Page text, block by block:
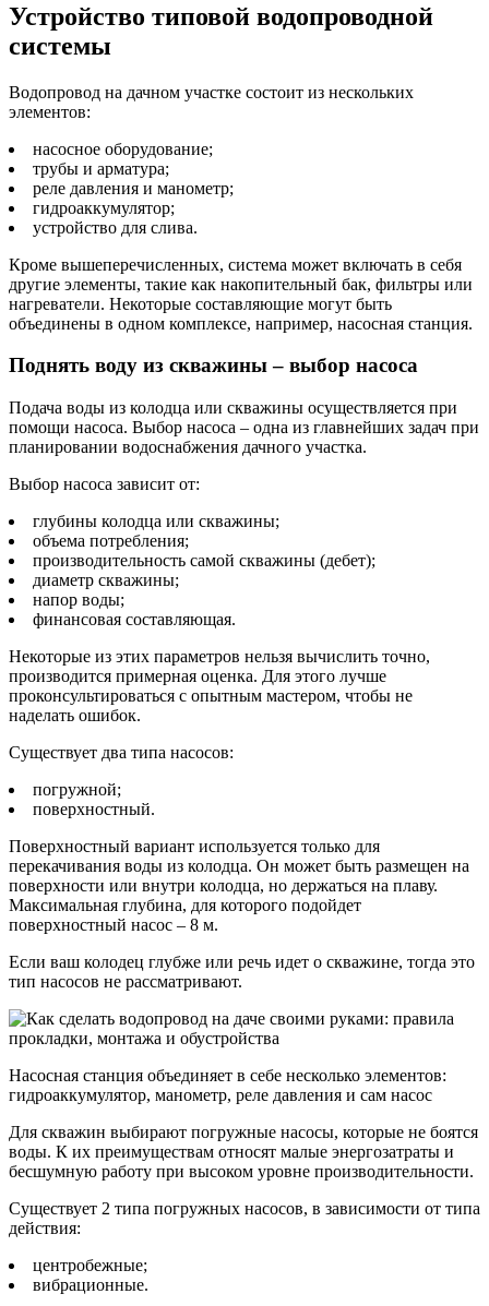
Устройство типовой водопроводной
системы
Водопровод на дачном участке состоит из нескольких
элементов:
насосное оборудование;
трубы и арматура;
реле давления и манометр;
гидроаккумулятор;
устройство для слива.
Кроме вышеперечисленных, система может включать в себя
другие элементы, такие как накопительный бак, фильтры или
нагреватели. Некоторые составляющие могут быть
объединены в одном комплексе, например, насосная станция.
Поднять воду из скважины – выбор насоса
Подача воды из колодца или скважины осуществляется при
помощи насоса. Выбор насоса – одна из главнейших задач при
планировании водоснабжения дачного участка.
Выбор насоса зависит от:
глубины колодца или скважины;
объема потребления;
производительность самой скважины (дебет);
диаметр скважины;
напор воды;
финансовая составляющая.
Некоторые из этих параметров нельзя вычислить точно,
производится примерная оценка. Для этого лучше
проконсультироваться с опытным мастером, чтобы не
наделать ошибок.
Существует два типа насосов:
погружной;
поверхностный.
Поверхностный вариант используется только для
перекачивания воды из колодца. Он может быть размещен на
поверхности или внутри колодца, но держаться на плаву.
Максимальная глубина, для которого подойдет
поверхностный насос – 8 м.
Если ваш колодец глубже или речь идет о скважине, тогда это
тип насосов не рассматривают.
Насосная станция объединяет в себе несколько элементов:
гидроаккумулятор, манометр, реле давления и сам насос
Для скважин выбирают погружные насосы, которые не боятся
воды. К их преимуществам относят малые энергозатраты и
бесшумную работу при высоком уровне производительности.
Существует 2 типа погружных насосов, в зависимости от типа
действия:
центробежные;
вибрационные.